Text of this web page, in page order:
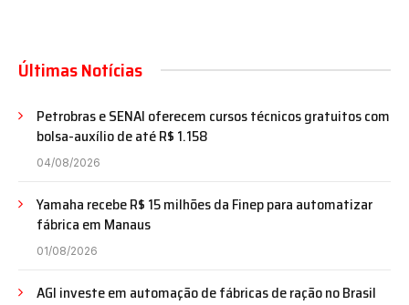
Últimas Notícias
Petrobras e SENAI oferecem cursos técnicos gratuitos com
bolsa-auxílio de até R$ 1.158
04/08/2026
Yamaha recebe R$ 15 milhões da Finep para automatizar
fábrica em Manaus
01/08/2026
AGI investe em automação de fábricas de ração no Brasil